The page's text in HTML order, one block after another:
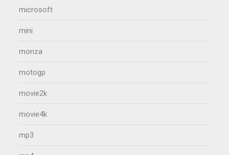
microsoft
mini
monza
motogp
movie2k
movie4k
mp3